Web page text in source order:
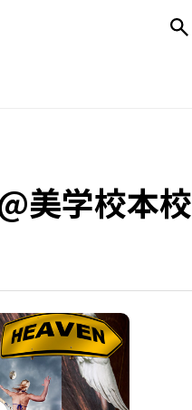
美学校本校